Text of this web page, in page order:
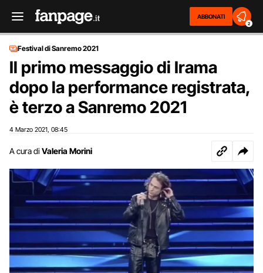
ABBONATI
2
Festival di Sanremo 2021
Il primo messaggio di Irama
dopo la performance registrata,
è terzo a Sanremo 2021
4 Marzo 2021 08:45
A cura di Valeria Morini